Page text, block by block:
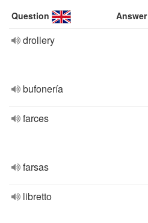
Question Answer
drollery
bufonería
farces
farsas
libretto